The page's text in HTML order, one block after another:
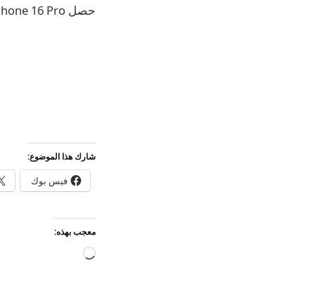
حصل iPhone 16 Pro على
شارك هذا الموضوع:
فيس بوك
معجب بهذه:
جاري